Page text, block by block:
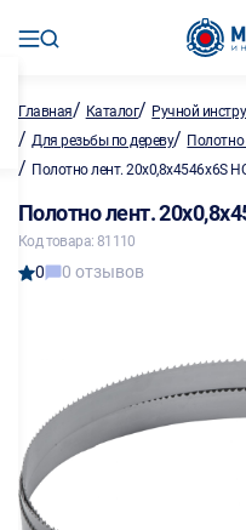
Главная/ Каталог/ Ручной
/ Для резьбы по дереву/ Полотно
/ Полотно лент. 20х0,8х4546х6S
Полотно лент.
Код товара: 81110
0 0 отзывов